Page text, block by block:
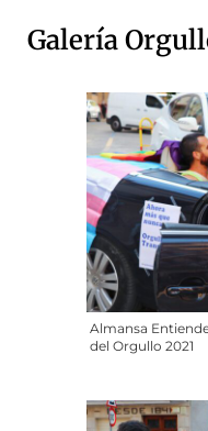
Galería
Almansa
del Orgullo 2021